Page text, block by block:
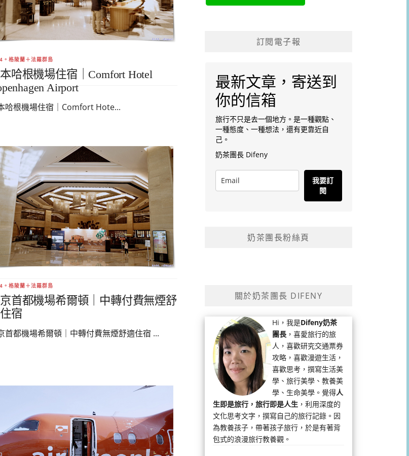
。格陵蘭＋法羅群島
哈根機場住宿｜Comfort Hotel
Airport
哈根機場住宿｜Comfort Hote...
。格陵蘭＋法羅群島
首都機場希爾頓｜中轉付費無煙舒
宿
首都機場希爾頓｜中轉付費無煙舒適住宿 ...
訂閱電子報
最新文章，寄送到
你的信箱
旅行不只是去一個地方。是一種觀點、
一種態度、一種想法，還有更靠近自
己。
奶茶團長 Difeny
我要訂
閱
奶茶團長粉絲頁
關於奶茶團長 DIFENY
Hi，我是Difeny奶茶
團長 ，喜愛旅行的旅
人，喜歡研究交通票券
攻略，喜歡漫遊生活，
喜歡思考，撰寫生活美
學、旅行美學、教養美
學、生命美學。覺得人
生即是旅行，旅行即是人生 ，利用深度的
文化思考文字，撰寫自己的旅行記錄。因
為教養孩子，帶著孩子旅行，於是有著背
包式的浪漫旅行教養觀。